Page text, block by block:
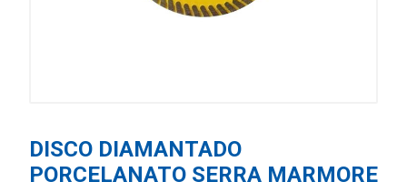
DISCO DIAMANTADO
PORCELANATO SERRA MARMORE